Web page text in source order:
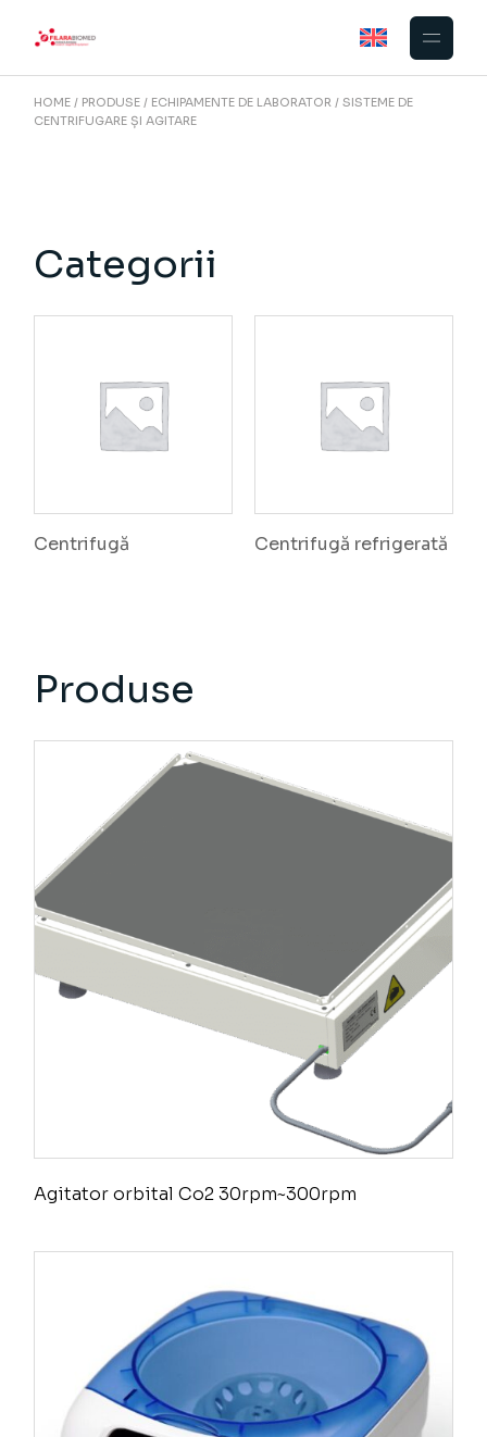
HOME PRODUSE ECHIPAMENTE DE LABORATOR
SISTEME DE
CENTRIFUGARE ȘI AGITARE
Categorii
Centrifugă Centrifugă refrigerată
Produse
Agitator orbital Co2 30rpm~300rpm